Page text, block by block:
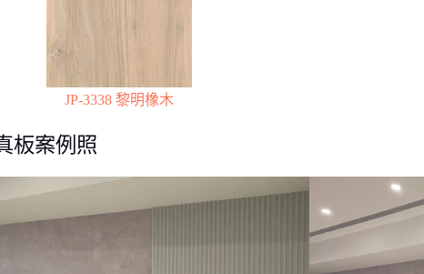
JP-3338 黎明橡木
板案例照